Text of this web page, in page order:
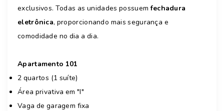
exclusivos. Todas as unidades possuemfechadura
eletrônica, proporcionando mais segurança e
comodidade no dia a dia.
Apartamento 101
2 quartos (1 suíte)
Área privativa em "I"
Vaga de garagem fixa